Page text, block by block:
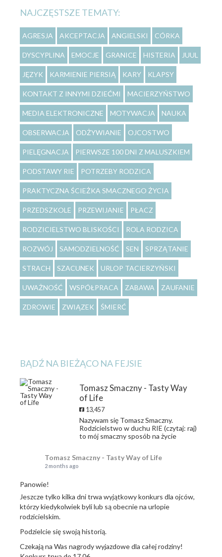
NAJCZĘSTSZE TEMATY:
AGRESJA AKCEPTACJA ANGIELSKI CÓRKA
DYSCYPLINA EMOCJE GRANICE HISTERIA JUUL
JĘZYK KARMIENIE PIERSIĄ KARY KLAPSY
KONTAKT Z INNYMI DZIEĆMI MACIERZYŃSTWO
MEDIA ELEKTRONICZNE MOTYWACJA NAUKA
OBSERWACJA ODŻYWIANIE OJCOSTWO
PIELĘGNACJA PIERWSZE 100 DNI Z MALUSZKIEM
PODSTAWY RIE POTRZEBY RODZICA
PRAKTYCZNA ŚCIEŻKA SMACZNEGO ŻYCIA
PRZEDSZKOLE PRZEWIJANIE PŁACZ
RODZICIELSTWO BLISKOŚCI ROLA RODZICA
ROZWÓJ SAMODZIELNOŚĆ SEN SPRZĄTANIE
STRACH SZACUNEK URLOP TACIERZYŃSKI
UWAŻNOŚĆ WSPÓŁPRACA ZABAWA ZAUFANIE
ZDROWIE ZWIĄZEK ŚMIERĆ
BĄDŹ NA BIEŻĄCO NA FEJSIE
Tomasz Smaczny - Tasty Way
of Life
13,457
Nazywam się Tomasz Smaczny.
Rodzicielstwo w duchu RIE (czytaj: raj)
to mój smaczny sposób na życie
Tomasz Smaczny - Tasty Way of Life
2 months ago
Panowie!
Jeszcze tylko kilka dni trwa wyjątkowy konkurs dla ojców,
którzy kiedykolwiek byli lub są obecnie na urlopie
rodzicielskim.
Podzielcie się swoją historią.
Czekają na Was nagrody wyjazdowe dla całej rodziny!